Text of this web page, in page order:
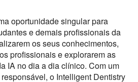
oportunidade singular para
e demais profissionais da
os seus conhecimentos,
profissionais e explorarem as
IA no dia a dia clínico. Com um
o Intelligent Dentistry